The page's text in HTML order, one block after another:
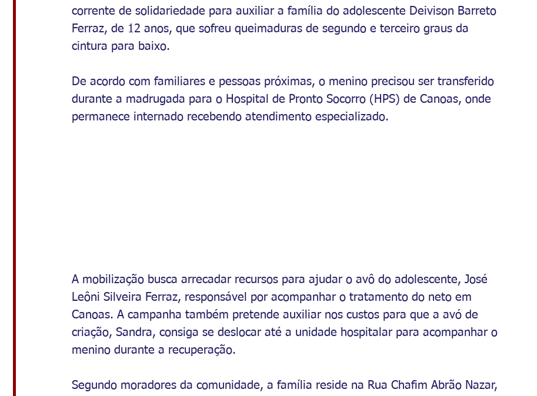
corrente de solidariedade para auxiliar a família do adolescente Deivison Barreto
Ferraz, de 12 anos, que sofreu queimaduras de segundo e terceiro graus da
cintura para baixo.
De acordo com familiares e pessoas próximas, o menino precisou ser transferido
durante a madrugada para o Hospital de Pronto Socorro (HPS) de Canoas, onde
permanece internado recebendo atendimento especializado.
A mobilização busca arrecadar recursos para ajudar o avô do adolescente, José
Leôni Silveira Ferraz, responsável por acompanhar o tratamento do neto em
Canoas. A campanha também pretende auxiliar nos custos para que a avó de
criação, Sandra, consiga se deslocar até a unidade hospitalar para acompanhar o
menino durante a recuperação.
Segundo moradores da comunidade, a família reside na Rua Chafim Abrão Nazar,